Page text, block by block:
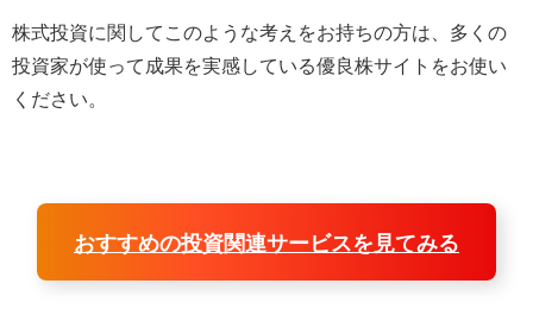
株式投資に関してこのような考えをお持ちの方は、多くの
投資家が使って成果を実感している優良株サイトをお使い
ください。
おすすめの投資関連サービスを見てみる